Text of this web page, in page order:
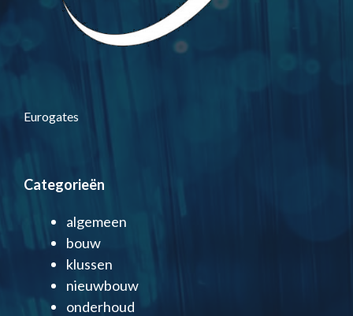
Eurogates
Categorieën
algemeen
bouw
klussen
nieuwbouw
onderhoud